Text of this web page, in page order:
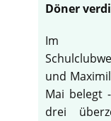
Döner
Im
und
Mai belegt
drei